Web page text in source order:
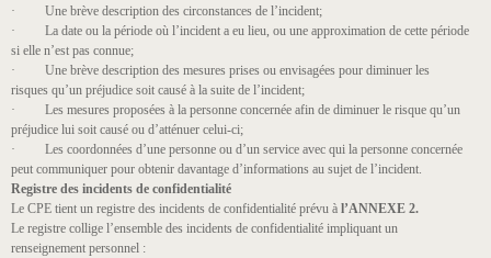
· Une brève description des circonstances de l’incident;
· La date ou la période où l’incident a eu lieu, ou une approximation de cette période
si elle n’est pas connue;
· Une brève description des mesures prises ou envisagées pour diminuer les
risques qu’un préjudice soit causé à la suite de l’incident;
· Les mesures proposées à la personne concernée afin de diminuer le risque qu’un
préjudice lui soit causé ou d’atténuer celui-ci;
· Les coordonnées d’une personne ou d’un service avec qui la personne concernée
peut communiquer pour obtenir davantage d’informations au sujet de l’incident.
Registre des incidents de confidentialité
Le CPE tient un registre des incidents de confidentialité prévu à l’ANNEXE 2.
Le registre collige l’ensemble des incidents de confidentialité impliquant un
renseignement personnel ​: